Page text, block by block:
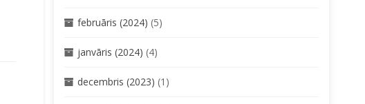
februāris (2024) (5)
janvāris (2024) (4)
decembris (2023) (1)